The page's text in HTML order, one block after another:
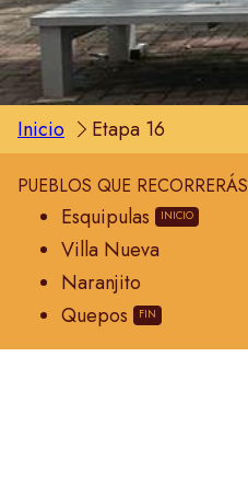
Inicio Etapa 16
PUEBLOS QUE RECORRERÁS
Esquipulas
Villa Nueva
Naranjito
Quepos